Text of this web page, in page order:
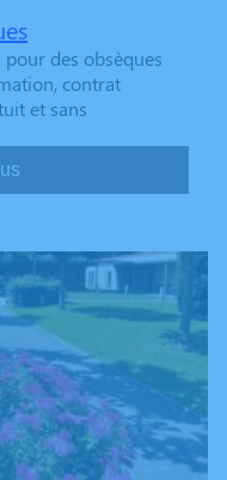
des obsèques
contrat
et sans